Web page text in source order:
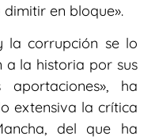
en bloque».
la corrupción se lo
a la historia por sus
ha
extensiva la crítica
del que ha